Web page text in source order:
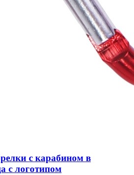
с карабином в
с логотипом